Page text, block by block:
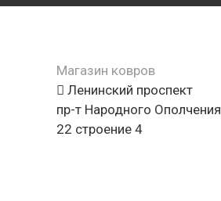
Магазин ковров
Ленинский проспект
пр-т Народного Ополчения
22 строение 4